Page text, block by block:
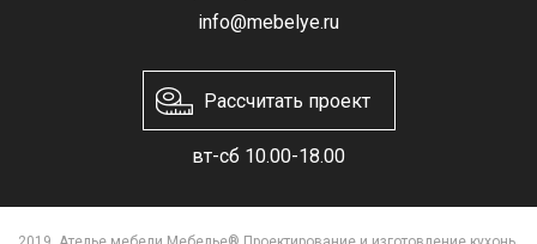
info@mebelye.ru
Рассчитать проект
вт-сб 10.00-18.00